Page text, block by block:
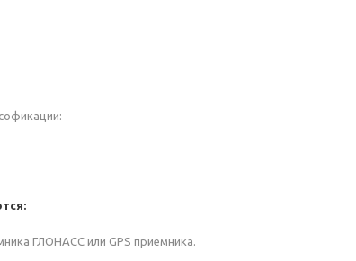
ГЛОНАСС или GPS приемника.